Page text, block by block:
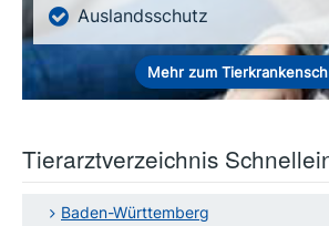
Auslandsschutz
Mehr zum
Tierarztverzeichnis
Baden-Württemberg